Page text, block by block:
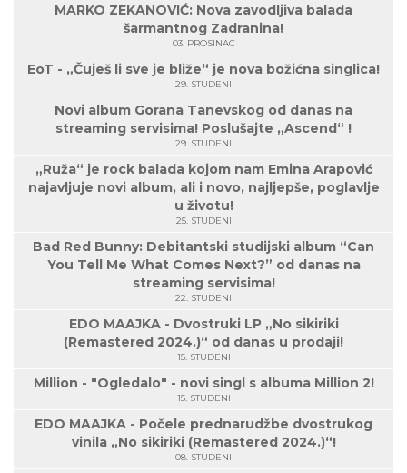
MARKO ZEKANOVIĆ: Nova zavodljiva balada
šarmantnog Zadranina!
03. PROSINAC
EoT - „Čuješ li sve je bliže“ je nova božićna singlica!
29. STUDENI
Novi album Gorana Tanevskog od danas na
streaming servisima! Poslušajte „Ascend“ !
29. STUDENI
„Ruža“ je rock balada kojom nam Emina Arapović
najavljuje novi album, ali i novo, najljepše, poglavlje
u životu!
25. STUDENI
Bad Red Bunny: Debitantski studijski album “Can
You Tell Me What Comes Next?” od danas na
streaming servisima!
22. STUDENI
EDO MAAJKA - Dvostruki LP „No sikiriki
(Remastered 2024.)“ od danas u prodaji!
15. STUDENI
Million - "Ogledalo" - novi singl s albuma Million 2!
15. STUDENI
EDO MAAJKA - Počele prednarudžbe dvostrukog
vinila „No sikiriki (Remastered 2024.)“!
08. STUDENI